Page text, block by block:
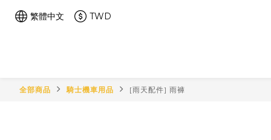
繁體中文 TWD
全部商品 騎士機車用品 [雨天配件] 雨褲